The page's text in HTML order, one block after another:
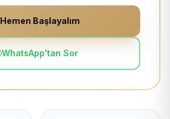
Hemen Başlayalım
WhatsApp'tan Sor